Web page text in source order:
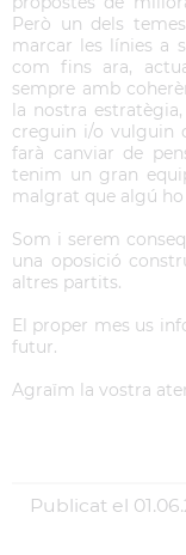
Però un dels
marcar les línies a
com fins ara,
sempre amb
la nostra
creguin i/o vulguin
farà canviar de
tenim un gran
malgrat que algú
Som i serem
una oposició
altres partits.
El proper mes us
futur.
Agraïm la vostra
Publicat el